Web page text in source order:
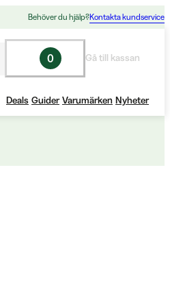
Behöver du hjälp?Kontakta kundservice
0 Gå till kassan
Deals Guider Varumärken Nyheter